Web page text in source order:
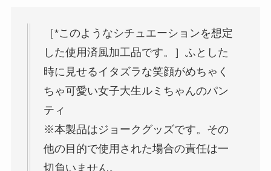
［*このようなシチュエーションを想定
した使用済風加工品です。］ふとした
時に見せるイタズラな笑顔がめちゃく
ちゃ可愛い女子大生ルミちゃんのパン
ティ
※本製品はジョークグッズです。その
他の目的で使用された場合の責任は一
切負いません。